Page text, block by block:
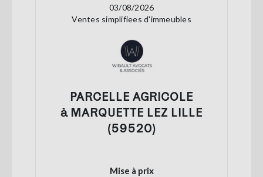
03/08/2026
Ventes simplifiees d'immeubles
PARCELLE AGRICOLE
à MARQUETTE LEZ LILLE
(59520)
Mise à prix